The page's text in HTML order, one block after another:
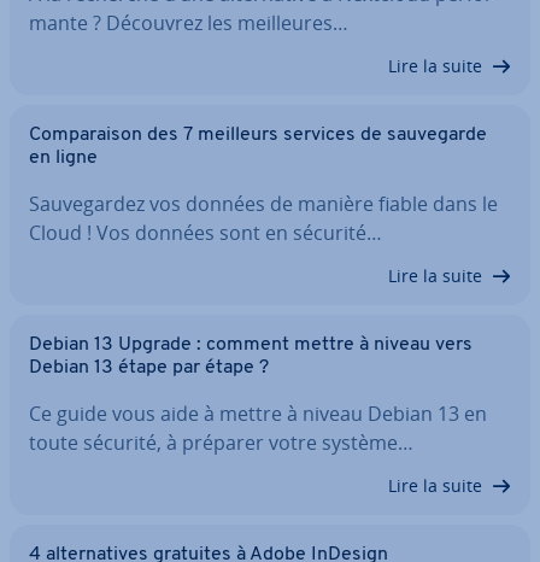
mante ? Découvrez les meil­leures…
Lire la suite
Com­pa­rai­son des 7 meilleurs services de sau­ve­garde
en ligne
Sau­ve­gar­dez vos données de manière fiable dans le
Cloud ! Vos données sont en sécurité…
Lire la suite
Debian 13 Upgrade : comment mettre à niveau vers
Debian 13 étape par étape ?
Ce guide vous aide à mettre à niveau Debian 13 en
toute sécurité, à préparer votre système…
Lire la suite
4 al­ter­na­tives gratuites à Adobe InDesign